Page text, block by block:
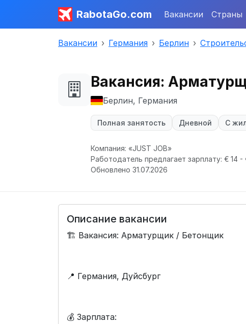
RabotaGo.com Вакансии Страны
Вакансии Германия Берлин
Вакансия:
Берлин, Германия
Полная занятость Дневной С
Компания: «JUST JOB»
Работодатель предлагает зарплату: € 14 -
Обновлено 31.07.2026
Описание вакансии
🏗️ Вакансия: Арматурщик / Бетонщик
📍 Германия, Дуйсбург
💰 Зарплата: